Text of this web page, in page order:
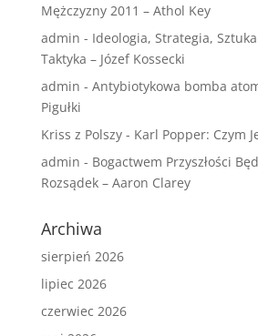
Mężczyzny 2011 – Athol Key
admin - Ideologia, Strategia,
Taktyka – Józef Kossecki
admin - Antybiotykowa bomba
Pigułki
Kriss z Polszy- Karl Popper: Czym
admin - Bogactwem Przyszłości
Rozsądek – Aaron Clarey
Archiwa
sierpień 2026
lipiec 2026
czerwiec 2026